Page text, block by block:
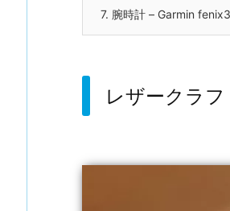
7. 腕時計 – Garmin
レザークラ